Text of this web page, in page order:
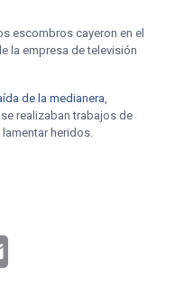
escombros cayeron en el
la empresa de televisión
de la medianera,
realizaban trabajos de
heridos.